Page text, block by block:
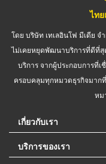
ไท
โดย บริษัท เทเลอินโฟ มีเดีย จ
ไม่เคยหยุดพัฒนาบริการที่ดีที่สุ
บริการ จากผู้ประกอบการที่
ครอบคลุมทุกหมวดธุรกิจมาก
หม
เกี่ยวกับเรา
บริการของเรา